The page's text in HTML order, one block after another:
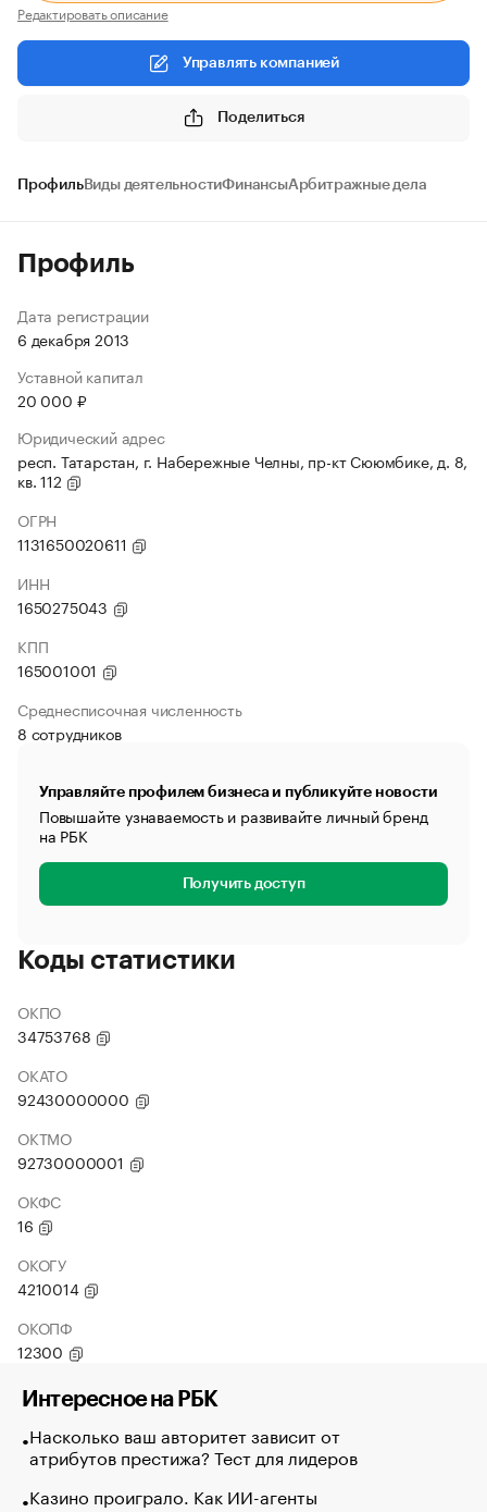
Редактировать описание
Управлять компанией
Поделиться
ПрофильВиды деятельностиФинансыАрбитражные дела
Профиль
Дата регистрации
6 декабря 2013
Уставной капитал
20 000 ₽
Юридический адрес
респ. Татарстан, г. Набережные Челны, пр-кт Сююмбике, д. 8,
кв. 112
ОГРН
1131650020611
ИНН
1650275043
КПП
165001001
Среднесписочная численность
8 сотрудников
Управляйте профилем бизнеса и публикуйте новости
Повышайте узнаваемость и развивайте личный бренд
на РБК
Получить доступ
Коды статистики
ОКПО
34753768
ОКАТО
92430000000
ОКТМО
92730000001
ОКФС
16
ОКОГУ
4210014
ОКОПФ
12300
Интересное на РБК
Насколько ваш авторитет зависит от
атрибутов престижа? Тест для лидеров
Казино проиграло. Как ИИ-агенты